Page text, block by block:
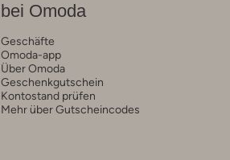
bei Omoda
Geschäfte
Omoda-app
Über Omoda
Geschenkgutschein
Kontostand prüfen
Mehr über Gutscheincodes